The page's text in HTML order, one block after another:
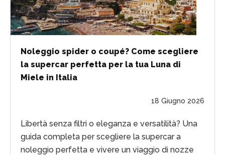
Noleggio spider o coupé? Come scegliere
la supercar perfetta per la tua Luna di
Miele in Italia
18 Giugno 2026
Libertà senza filtri o eleganza e versatilità? Una
guida completa per scegliere la supercar a
noleggio perfetta e vivere un viaggio di nozze